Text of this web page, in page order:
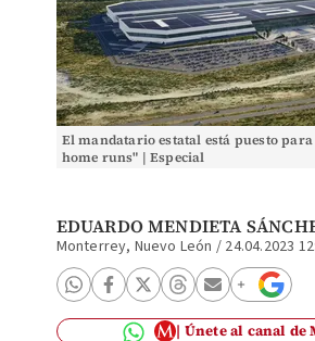
El mandatario estatal está puesto
home runs" | Especial
EDUARDO MENDIETA
Monterrey, Nuevo León / 24.04.2023
Únete al canal de